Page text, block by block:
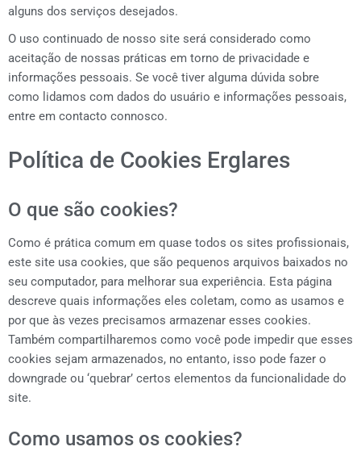
alguns dos serviços desejados.
O uso continuado de nosso site será considerado como
aceitação de nossas práticas em torno de privacidade e
informações pessoais. Se você tiver alguma dúvida sobre
como lidamos com dados do usuário e informações pessoais,
entre em contacto connosco.
Política de Cookies Erglares
O que são cookies?
Como é prática comum em quase todos os sites profissionais,
este site usa cookies, que são pequenos arquivos baixados no
seu computador, para melhorar sua experiência. Esta página
descreve quais informações eles coletam, como as usamos e
por que às vezes precisamos armazenar esses cookies.
Também compartilharemos como você pode impedir que esses
cookies sejam armazenados, no entanto, isso pode fazer o
downgrade ou ‘quebrar’ certos elementos da funcionalidade do
site.
Como usamos os cookies?